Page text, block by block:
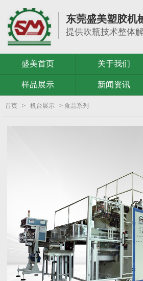
东莞盛美塑胶机
提供吹瓶技术整体
盛美首页 关于我们
样品展示 新闻资讯
首页 > 机台展示 > 食品系列